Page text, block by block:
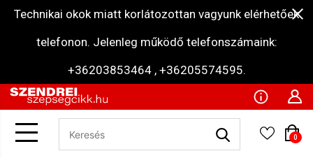
Technikai okok miatt korlátozottan vagyunk elérhetőek
telefonon. Jelenleg működő telefonszámaink:
+36203853464 , +36205574595.
0